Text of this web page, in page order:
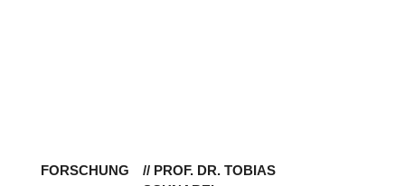
FORSCHUNG
// PROF. DR. TOBIAS